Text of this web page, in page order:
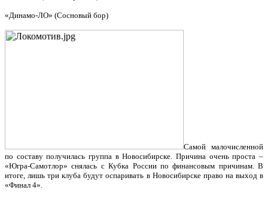
«Динамо-ЛО» (Сосновый бор)
Самой малочисленной
по составу получилась группа в Новосибирске. Причина очень проста –
«Югра-Самотлор» снялась с Кубка России по финансовым причинам. В
итоге, лишь три клуба будут оспаривать в Новосибирске право на выход в
«Финал 4».